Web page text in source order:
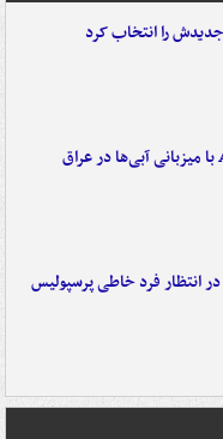
را انتخاب کرد
انتظار فرد خاطی پرسپولیس